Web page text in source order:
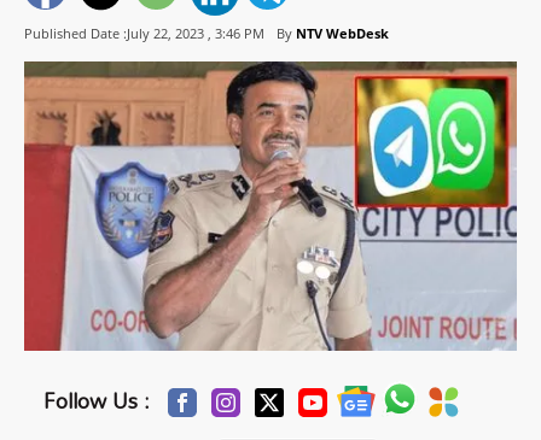
Published Date :July 22, 2023 , 3:46 PM By NTV WebDesk
Follow Us :